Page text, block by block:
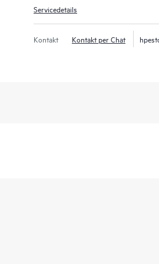
Servicedetails
Kontakt Kontakt per Chat